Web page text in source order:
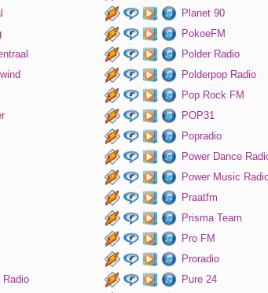
Radio
Planet 90
PokoeFM
Polder Radio
Polderpop Radio
Pop Rock FM
POP31
Popradio
Power Dance
Power Music
Praatfm
Prisma Team
Pro FM
Proradio
Pure 24